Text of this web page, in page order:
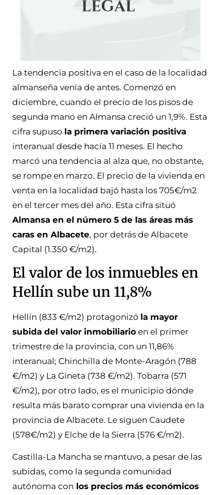
La tendencia positiva en el caso de la localidad
almanseña venía de antes. Comenzó en
diciembre, cuando el precio de los pisos de
segunda mano en Almansa creció un 1,9%. Esta
cifra supuso la primera variación positiva
interanual desde hacía 11 meses. El hecho
marcó una tendencia al alza que, no obstante,
se rompe en marzo. El precio de la vivienda en
venta en la localidad bajó hasta los 705€/m2
en el tercer mes del año. Esta cifra situó
Almansa en el número 5 de las áreas más
caras en Albacete, por detrás de Albacete
Capital (1.350 €/m2).
El valor de los inmuebles en
Hellín sube un 11,8%
Hellín (833 €/m2) protagonizó la mayor
subida del valor inmobiliario en el primer
trimestre de la provincia, con un 11,86%
interanual; Chinchilla de Monte-Aragón (788
€/m2) y La Gineta (738 €/m2). Tobarra (571
€/m2), por otro lado, es el municipio dónde
resulta más barato comprar una vivienda en la
provincia de Albacete. Le siguen Caudete
(578€/m2) y Elche de la Sierra (576 €/m2).
Castilla-La Mancha se mantuvo, a pesar de las
subidas, como la segunda comunidad
autónoma con los precios más económicos